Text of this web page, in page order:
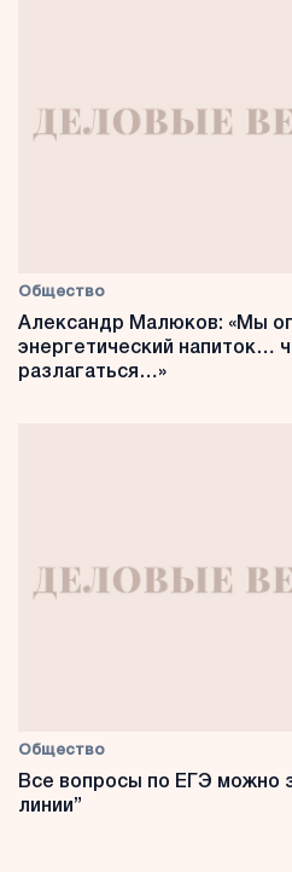
Общество
Александр Малюков: «Мы
энергетический напиток…
разлагаться…»
Общество
Все вопросы по ЕГЭ можно
линии”